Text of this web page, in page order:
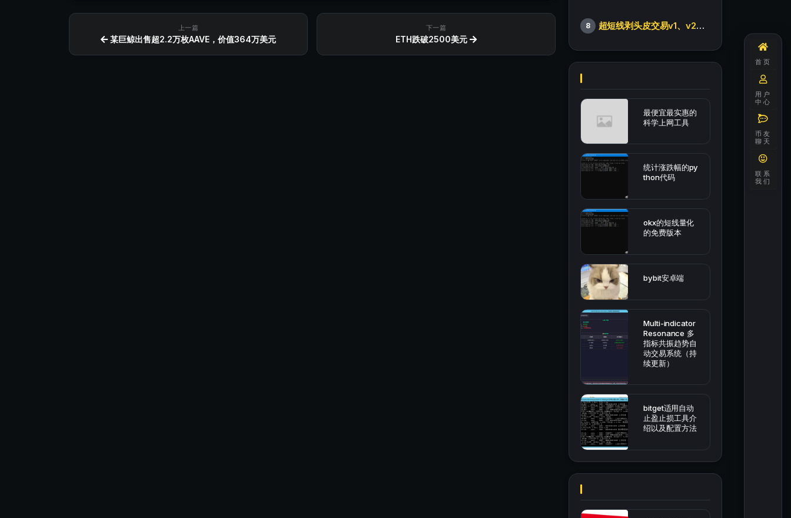
上一篇
某巨鲸出售超2.2万枚AAVE，价值364万美元
下一篇
ETH跌破2500美元
8 超短线剥头皮交易v1、v2版本
最便宜最实惠的
科学上网工具
统计涨跌幅的py
thon代码
okx的短线量化
的免费版本
bybit安卓端
Multi-indicator
Resonance 多
指标共振趋势自
动交易系统（持
续更新）
bitget适用自动
止盈止损工具介
绍以及配置方法
首页
用户
中心
币友
聊天
联系
我们